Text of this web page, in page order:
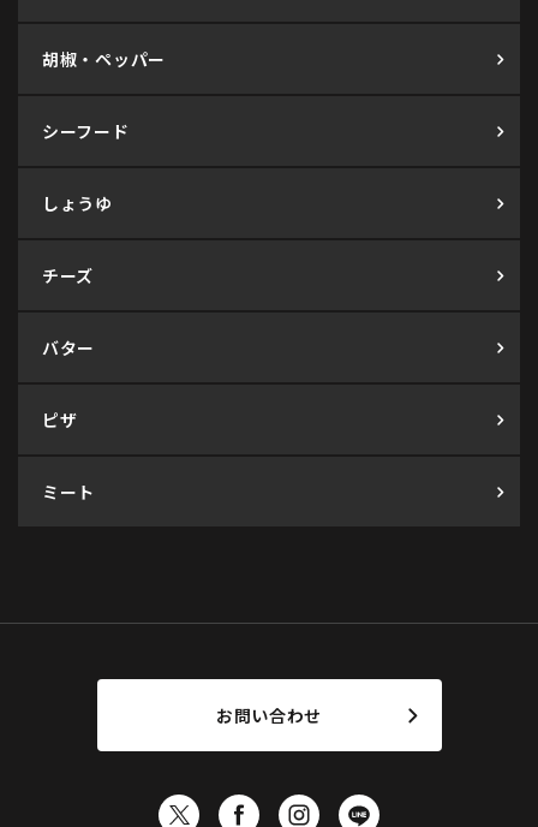
胡椒・ペッパー
シーフード
しょうゆ
チーズ
バター
ピザ
ミート
お問い合わせ